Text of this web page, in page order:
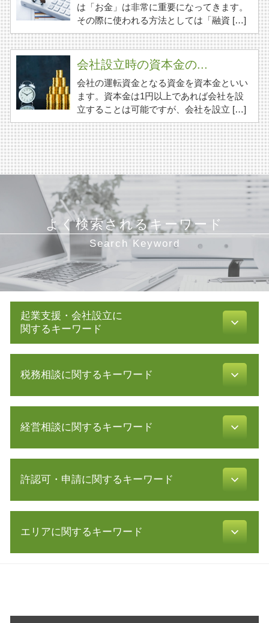
は「お金」は非常に重要になってきます。
その際に使われる方法としては「融資 […]
会社設立時の資本金の...
会社の運転資金となる資金を資本金といい
ます。資本金は1円以上であれば会社を設
立することは可能ですが、会社を設立 […]
よく検索されるキーワード
Search Keyword
起業支援・会社設立に
関するキーワード
節税対策 法人
定款 原本証明
法人化 メリット
電子 定款 代行
会社設立 税理士
株式会社 定款
補助金 交付申請書
創業 融資 銀行
税務相談に関するキーワード
税務調査 期間
確定申告 スマホ
確定申告 時期
修正 申告
還付申告 必要書類
経営相談に関するキーワード
株式 譲渡 契約書
創業 計画書
認定 支援 機関 検索
事業 譲渡 契約書
認定 支援 機関 更新
許認可・申請に関するキーワード
許認可 とは
エリアに関するキーワード
許認可 東海地方 税理士 相談